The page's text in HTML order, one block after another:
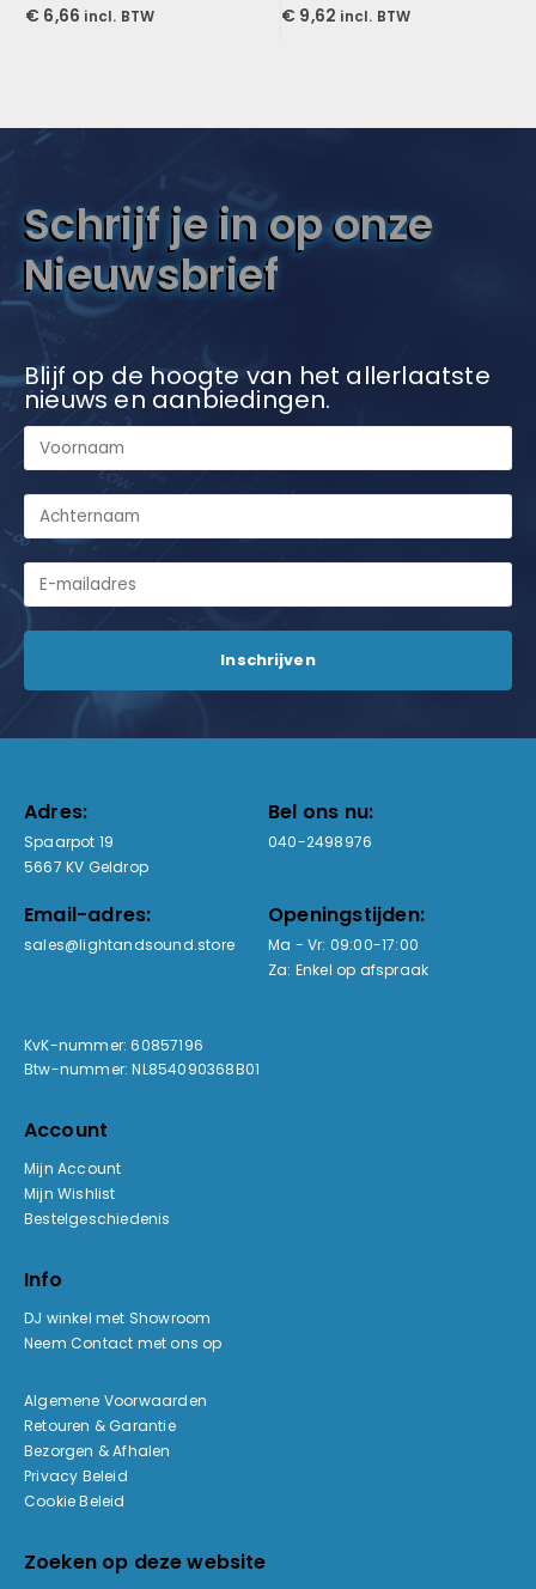
0out of 5
€ 6,66 incl. BTW 0out of 5
€ 9,62 incl. BTW
Schrijf je in op onze
Nieuwsbrief
Blijf op de hoogte van het allerlaatste
nieuws en aanbiedingen.
Adres:
Spaarpot 19
5667 KV Geldrop
Bel ons nu:
040-2498976
Email-adres:
sales@lightandsound.store
Openingstijden:
Ma - Vr: 09:00-17:00
Za: Enkel op afspraak
KvK-nummer: 60857196
Btw-nummer: NL854090368B01
Account
Mijn Account
Mijn Wishlist
Bestelgeschiedenis
Info
DJ winkel met Showroom
Neem Contact met ons op
Algemene Voorwaarden
Retouren & Garantie
Bezorgen & Afhalen
Privacy Beleid
Cookie Beleid
Zoeken op deze website